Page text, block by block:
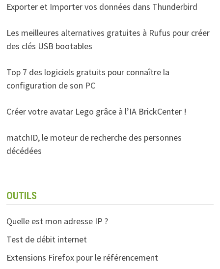
Exporter et Importer vos données dans Thunderbird
Les meilleures alternatives gratuites à Rufus pour créer
des clés USB bootables
Top 7 des logiciels gratuits pour connaître la
configuration de son PC
Créer votre avatar Lego grâce à l’IA BrickCenter !
matchID, le moteur de recherche des personnes
décédées
OUTILS
Quelle est mon adresse IP ?
Test de débit internet
Extensions Firefox pour le référencement